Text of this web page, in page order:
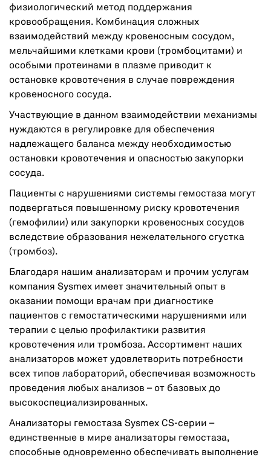
физиологический метод поддержания
кровообращения. Комбинация сложных
взаимодействий между кровеносным сосудом,
мельчайшими клетками крови (тромбоцитами) и
особыми протеинами в плазме приводит к
остановке кровотечения в случае повреждения
кровеносного сосуда.
Участвующие в данном взаимодействии механизмы
нуждаются в регулировке для обеспечения
надлежащего баланса между необходимостью
остановки кровотечения и опасностью закупорки
сосуда.
Пациенты с нарушениями системы гемостаза могут
подвергаться повышенному риску кровотечения
(гемофилии) или закупорки кровеносных сосудов
вследствие образования нежелательного сгустка
(тромбоз).
Благодаря нашим анализаторам и прочим услугам
компания Sysmex имеет значительный опыт в
оказании помощи врачам при диагностике
пациентов с гемостатическими нарушениями или
терапии с целью профилактики развития
кровотечения или тромбоза. Ассортимент наших
анализаторов может удовлетворить потребности
всех типов лабораторий, обеспечивая возможность
проведения любых анализов – от базовых до
высокоспециализированных.
Анализаторы гемостаза Sysmex CS-серии –
единственные в мире анализаторы гемостаза,
способные одновременно обеспечивать выполнение